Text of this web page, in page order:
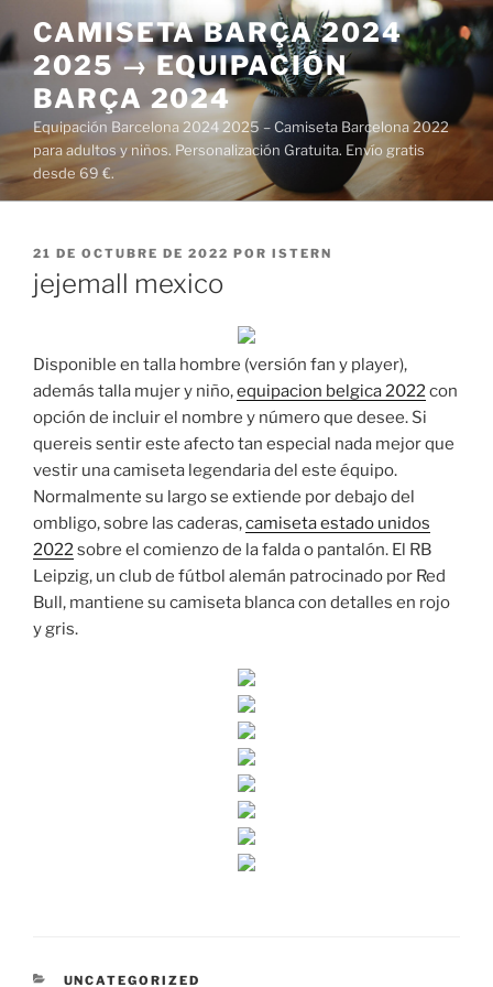
al
contenido
CAMISETA BARÇA 2024
2025 → EQUIPACIÓN
BARÇA 2024
Equipación Barcelona 2024 2025 – Camiseta Barcelona 2022
para adultos y niños. Personalización Gratuita. Envío gratis
desde 69 €.
PUBLICADO
EL
21 DE OCTUBRE DE 2022 POR ISTERN
jejemall mexico
Disponible en talla hombre (versión fan y player),
además talla mujer y niño,equipacion belgica 2022con
opción de incluir el nombre y número que desee. Si
quereis sentir este afecto tan especial nada mejor que
vestir una camiseta legendaria del este équipo.
Normalmente su largo se extiende por debajo del
ombligo, sobre las caderas,camiseta estado unidos
2022sobre el comienzo de la falda o pantalón. El RB
Leipzig, un club de fútbol alemán patrocinado por Red
Bull, mantiene su camiseta blanca con detalles en rojo
y gris.
CATEGORÍAS
UNCATEGORIZED